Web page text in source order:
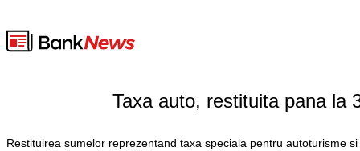
Taxa auto, restituita pana la
Restituirea sumelor reprezentand taxa speciala pentru autoturisme